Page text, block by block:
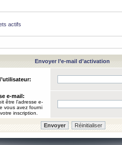
actifs
Envoyer l’e-mail d’activation
e-mail:
être l’adresse e-
vous avez fourni
inscription.